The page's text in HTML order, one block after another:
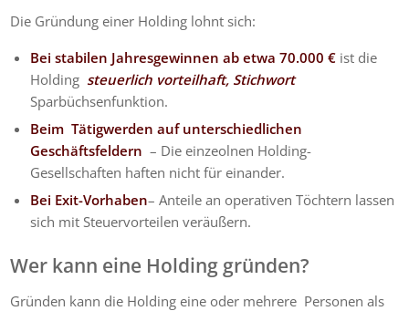
Die Gründung einer Holding lohnt sich:
Bei stabilen Jahresgewinnen ab etwa 70.000 € ist die
Holding steuerlich vorteilhaft, Stichwort
Sparbüchsenfunktion.
Beim Tätigwerden auf unterschiedlichen
Geschäftsfeldern – Die einzeolnen Holding-
Gesellschaften haften nicht für einander.
Bei Exit-Vorhaben– Anteile an operativen Töchtern lassen
sich mit Steuervorteilen veräußern.
Wer kann eine Holding gründen?
Gründen kann die Holding eine oder mehrere Personen als